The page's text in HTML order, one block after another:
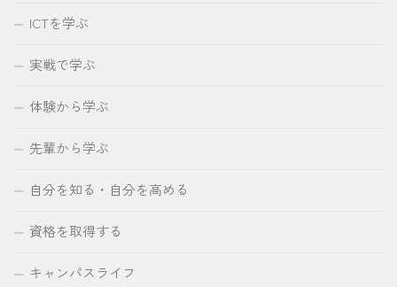
ICTを学ぶ
実戦で学ぶ
体験から学ぶ
先輩から学ぶ
自分を知る・自分を高める
資格を取得する
キャンパスライフ